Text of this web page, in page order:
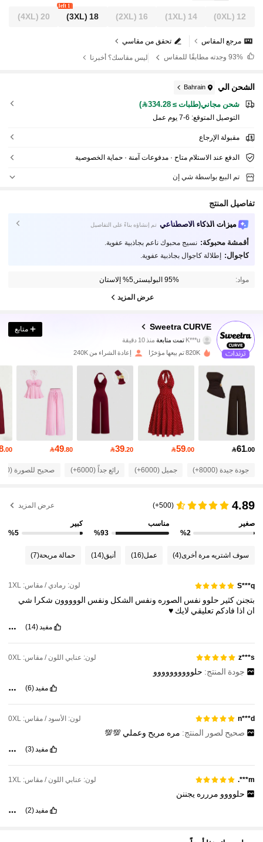
12
(0XL)
14
(1XL)
16
(2XL)
18
(3XL)
1 left
20
(4XL)
تحقق من مقاسي
مرجع المقاس
وجدته مطابقًا للمقاس ليس مقاسك؟ أخبرنا
الشحن الي Bahrain
شحن مجاني(طلبات ≥ 334.28)
التوصيل المتوقع: 6-7 يوم عمل
مقبولة الإرجاع
الدفع عند الاستلام متاح · مدفوعات آمنة · حماية الخصوصية
تم البيع بواسطة شي إن
تفاصيل المنتج
ميزات الذكاء الاصطناعي تم إنشاؤه بناءً على التفاصيل
أقمشة محبوكة: نسيج محبوك ناعم بجاذبية عفوية.
كاجوال: إطلالة كاجوال بجاذبية عفوية.
مواد: 95% البوليستر,5% إلاستان
عرض المزيد
Sweetra CURVE
q***d تتصفح
4.79
201K متابعون
201K متابعون
201K متابعون
4.79
4.79 201K متابعون
4.79 201K متابعون
4.79 201K متابعون
متابع
820K تم بيعها مؤخرًا إعادة الشراء من 240K
61.00
59.00
39.20
49.80
.00
جودة جيدة (8000+) جميل (6000+) رائع جداً (6000+) صحيح للصورة (4000+)
4.89
(500+) عرض المزيد
صغير
%2
مناسب
%93
كبير
%5
سوف اشتريه مرة أخرى(4) عمل(16) أنيق(14) حمالة مريحة(7)
S***q لون: رمادي / مقاس: 1XL
بتجننكثير حلوو نفس الصوره ونفس الشكل ونفس الووووون شكرا شي
ان اذا فادكمتعليقي لايك♥️
مفيد (14)
z***s لون: عنابي اللون / مقاس: 0XL
جودة المنتج: حلوووووووووو
مفيد (6)
n***d لون: الأسود / مقاس: 0XL
صحيح لصور المنتج: مره مريح وعملي 💯💯
مفيد(3)
m***. لون: عنابي اللون / مقاس: 1XL
حلوووو مررره يجننن
مفيد(2)